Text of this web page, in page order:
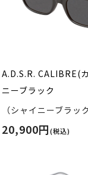
A.D.S.R. CALIBRE(
ニーブラック
（シャイニーブラック
20,900円(税込)